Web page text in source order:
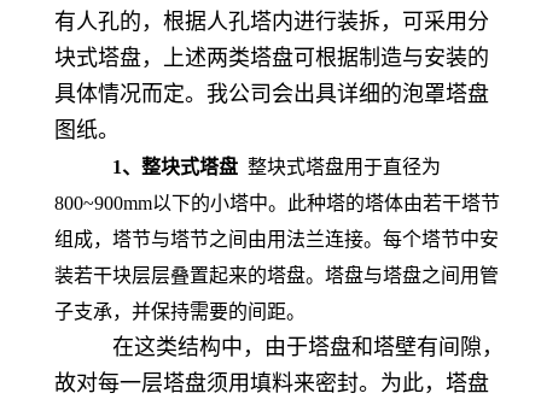
有人孔的，根据人孔塔内进行装拆，可采用分
块式塔盘，上述两类塔盘可根据制造与安装的
具体情况而定。我公司会出具详细的泡罩塔盘
图纸。
1、整块式塔盘 整块式塔盘用于直径为
800~900mm以下的小塔中。此种塔的塔体由若干塔节
组成，塔节与塔节之间由用法兰连接。每个塔节中安
装若干块层层叠置起来的塔盘。塔盘与塔盘之间用管
子支承，并保持需要的间距。
在这类结构中，由于塔盘和塔壁有间隙，
故对每一层塔盘须用填料来密封。为此，塔盘